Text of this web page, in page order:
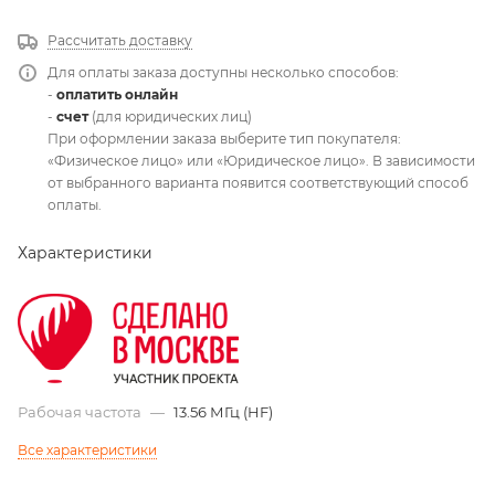
Рассчитать доставку
Для оплаты заказа доступны несколько способов:
- оплатить онлайн
- счет(для юридических лиц)
При оформлении заказа выберите тип покупателя:
«Физическое лицо» или «Юридическое лицо». В зависимости
от выбранного варианта появится соответствующий способ
оплаты.
Характеристики
Рабочая частота — 13.56 МГц (HF)
Все характеристики